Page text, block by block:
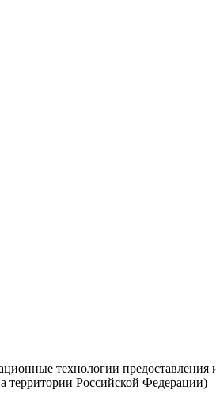
технологии предоставления
территории Российской Федерации)